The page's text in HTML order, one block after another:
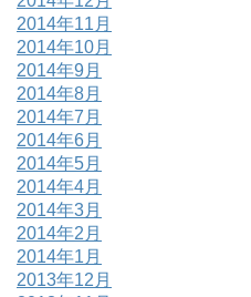
2014年11月
2014年10月
2014年9月
2014年8月
2014年7月
2014年6月
2014年5月
2014年4月
2014年3月
2014年2月
2014年1月
2013年12月